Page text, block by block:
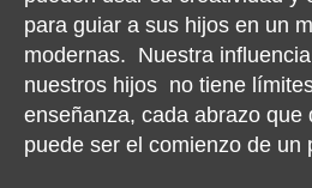
para guiar a sus hijos en un
modernas. Nuestra
nuestros hijos no tiene
enseñanza, cada abrazo que
puede ser el comienzo de un